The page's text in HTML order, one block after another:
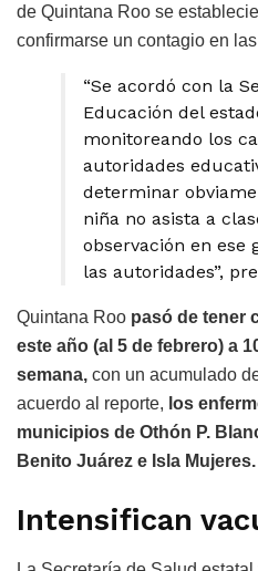
de Quintana Roo se
confirmarse un contagio en
“Se acordó con la
Educación del
monitoreando los
autoridades
determinar
niña no asista a
observación en ese
las autoridades”,
Quintana Roo pasó de tener
este año (al 5 de febrero) a
semana, con un acumulado
acuerdo al reporte, los
municipios de Othón P.
Benito Juárez e Isla Mujeres.
Intensifican